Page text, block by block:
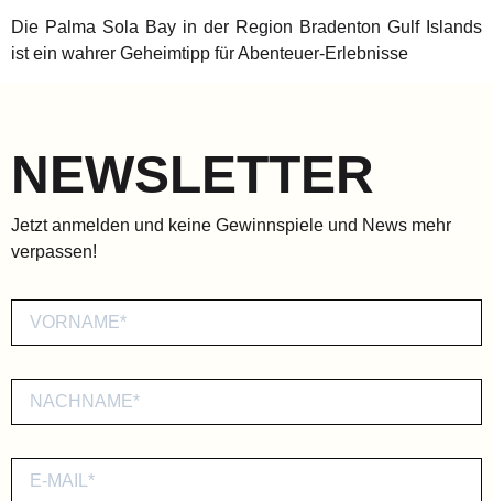
Die Palma Sola Bay in der Region Bradenton Gulf Islands
ist ein wahrer Geheimtipp für Abenteuer-Erlebnisse
NEWSLETTER
Jetzt anmelden und keine Gewinnspiele und News mehr
verpassen!